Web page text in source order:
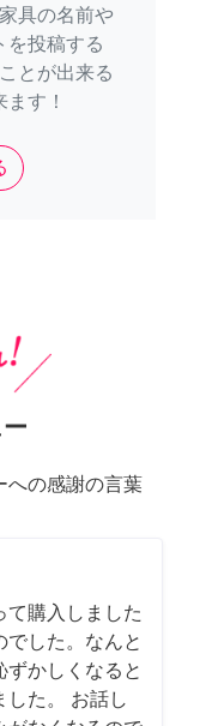
具の名前や
を投稿する
とが出来る
す！
への感謝の言葉
て購入しました
でした。なんと
ずかしくなると
した。 お話し